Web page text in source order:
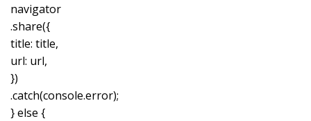
navigator
.share({
title: title,
url: url,
})
.catch(console.error);
} else {